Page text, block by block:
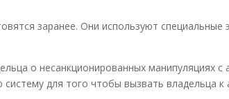
заранее. Они используют специальные
о несанкционированных манипуляциях
для того чтобы вызвать владельца